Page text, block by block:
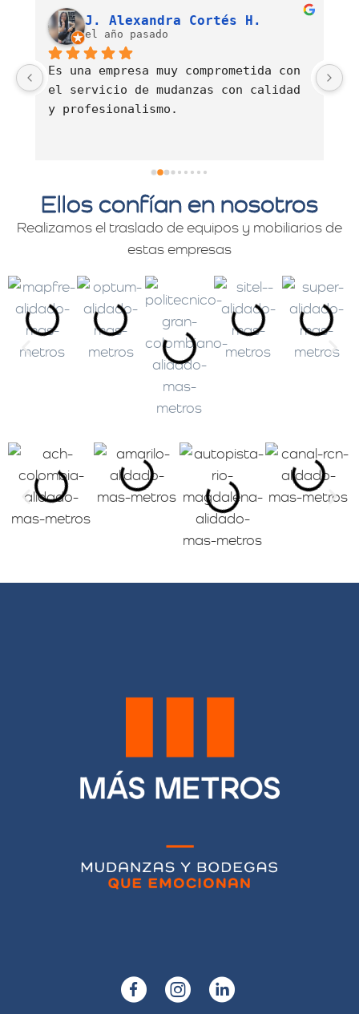
J. Alexandra Cortés H.
el año pasado
Es una empresa muy comprometida con
el servicio de mudanzas con calidad
y profesionalismo.
Ellos confían en nosotros
Realizamos el traslado de equipos y mobiliarios de
estas empresas